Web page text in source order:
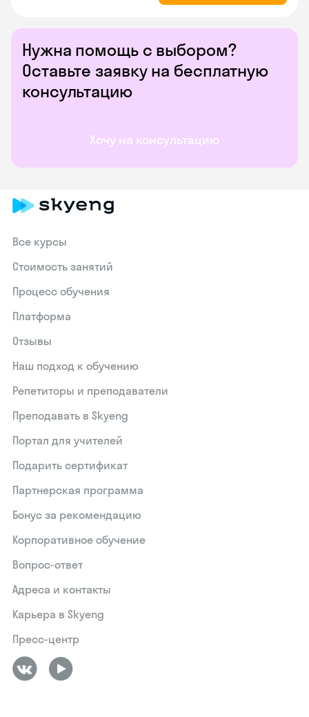
Нужна помощь с выбором?
Оставьте заявку на бесплатную
консультацию
Хочу на консультацию
Все курсы
Стоимость занятий
Процесс обучения
Платформа
Отзывы
Наш подход к обучению
Репетиторы и преподаватели
Преподавать в Skyeng
Портал для учителей
Подарить сертификат
Партнерская программа
Бонус за рекомендацию
Корпоративное обучение
Вопрос-ответ
Адреса и контакты
Карьера в Skyeng
Пресс-центр